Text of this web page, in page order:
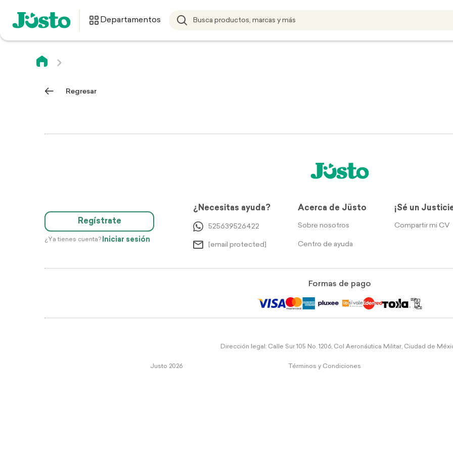
Departamentos
Regresar
Regístrate
¿Ya tienes cuenta? Iniciar sesión
¿Necesitas ayuda?
525639526422
[email protected]
Acerca de Jüsto
Sobre nosotros
Centro de ayuda
¡Sé un
Compartir mi CV
Formas de pago
Dirección legal: Calle Sur 105 No. 1206, Col Aeronáutica Militar, Ciudad de
Justo 2026 Términos y Condiciones